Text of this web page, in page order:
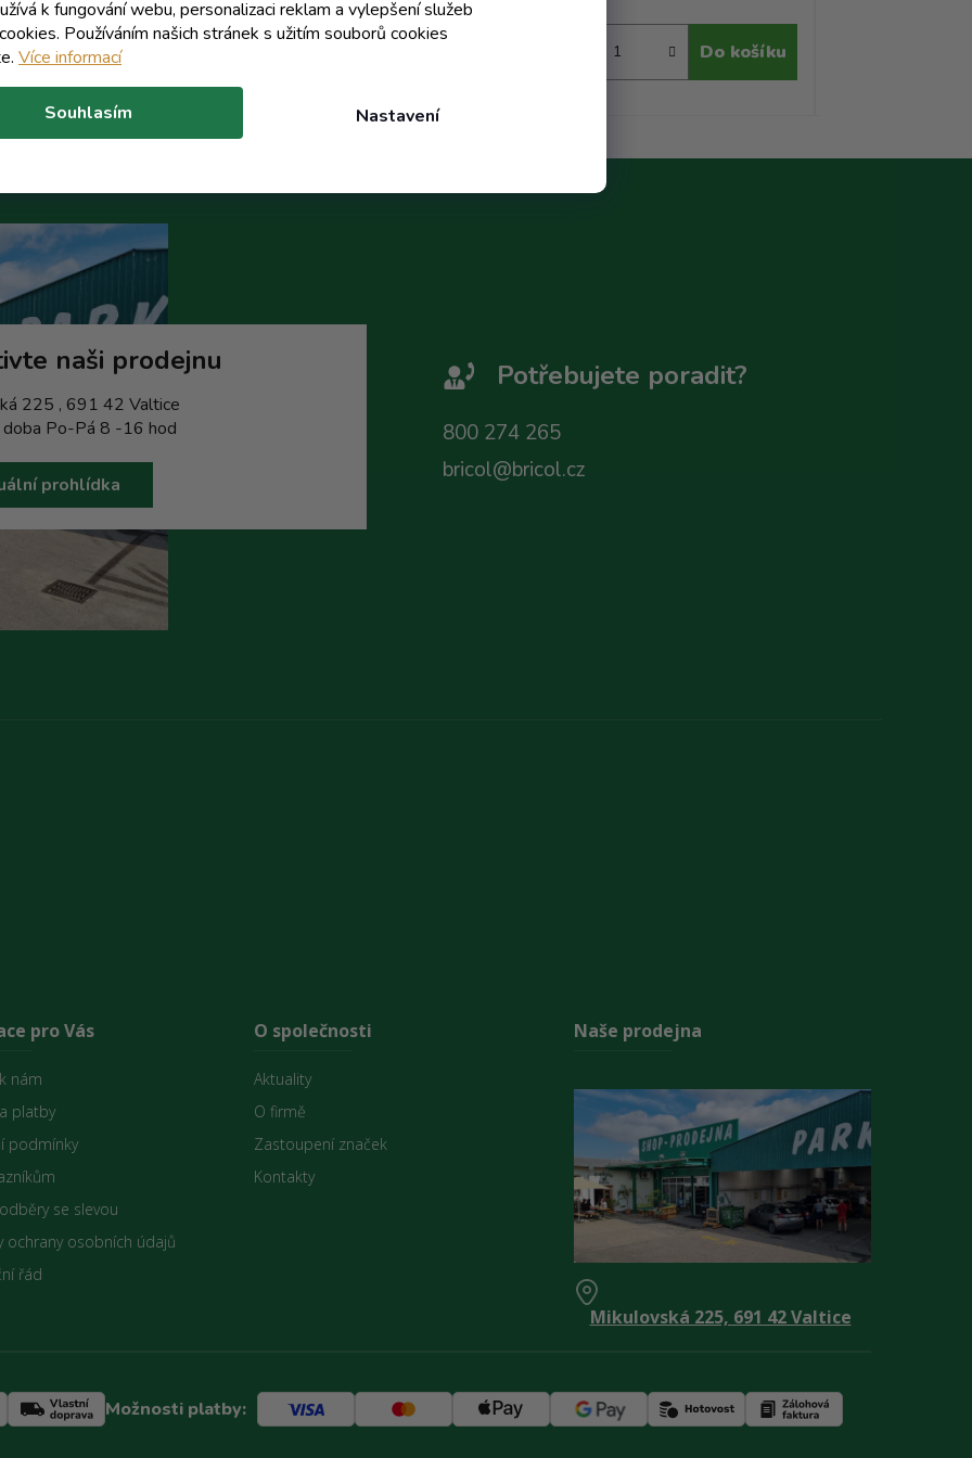
k fungování webu, personalizaci reklam a vylepšení služeb
Používáním našich stránek s užitím souborů cookies
Více informací
Nastavení
Souhlasím
Do košíku
naši prodejnu
225 , 691 42 Valtice
doba Po-Pá 8 -16 hod
prohlídka
Potřebujete poradit?
800 274 265
bricol@bricol.cz
pro Vás
nám
platby
podmínky
se slevou
ochrany osobních údajů
řád
O společnosti
Aktuality
O firmě
Zastoupení značek
Kontakty
Naše prodejna
Mikulovská 225, 691 42 Valtice
Možnosti platby: